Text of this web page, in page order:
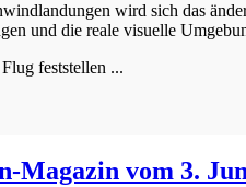
wird sich das
und die reale visuelle
feststellen ...
Magazin vom 3.